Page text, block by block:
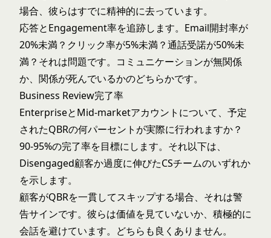
場合、彼らはすでに精神的に去っています。
応答とEngagement率を追跡します。Email開封率が
20%未満？クリック率が5%未満？通話受諾が50%未
満？それは問題です。コミュニケーションが無関係
か、関係が死んでいるかのどちらかです。
Business Review完了率
EnterpriseとMid-marketアカウントについて、予定
されたQBRの何パーセントが実際に行われますか？
90-95%の完了率を目標にします。それ以下は、
Disengaged顧客か過度に伸びたCSチームのいずれか
を示します。
顧客がQBRを一貫してスキップする場合、それは警
告サインです。彼らは価値を見ていないか、積極的に
会話を避けています。どちらも良くありません。